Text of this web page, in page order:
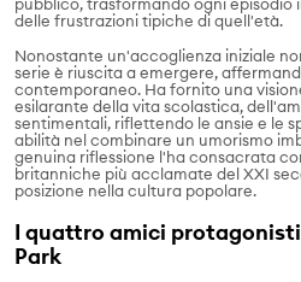
delle frustrazioni tipiche di quell'età.
Nonostante un'accoglienza iniziale
serie è riuscita a emergere,
contemporaneo. Ha fornito una
esilarante della vita scolastica,
sentimentali, riflettendo le ansie e le
abilità nel combinare un umorismo
genuina riflessione l'ha consacrata
britanniche più acclamate del XXI
posizione nella cultura popolare.
I quattro amici
Park